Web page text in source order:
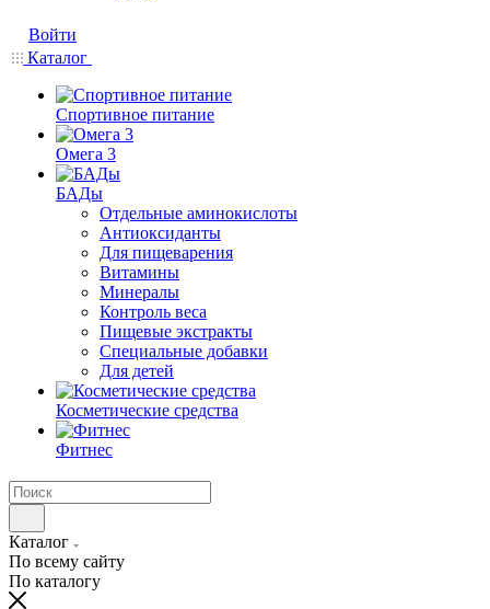
Войти
Каталог
Спортивное питание
Омега 3
БАДы
Отдельные аминокислоты
Антиоксиданты
Для пищеварения
Витамины
Минералы
Контроль веса
Пищевые экстракты
Специальные добавки
Для детей
Косметические средства
Фитнес
Каталог
По всему сайту
По каталогу